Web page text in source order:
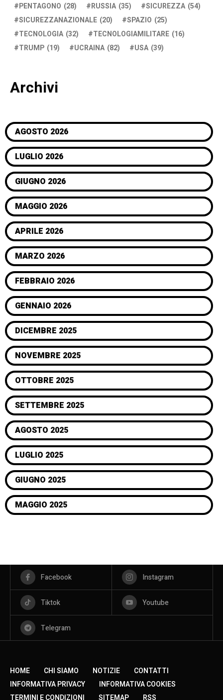
PENTAGONO (28) RUSSIA (35) SICUREZZA (54)
SICUREZZANAZIONALE (20) SPAZIO (25)
TECNOLOGIA (32) TECNOLOGIAMILITARE (16)
TRUMP (19) UCRAINA (82) USA (39)
Archivi
AGOSTO 2026
LUGLIO 2026
GIUGNO 2026
MAGGIO 2026
APRILE 2026
MARZO 2026
FEBBRAIO 2026
GENNAIO 2026
DICEMBRE 2025
NOVEMBRE 2025
OTTOBRE 2025
SETTEMBRE 2025
AGOSTO 2025
LUGLIO 2025
GIUGNO 2025
MAGGIO 2025
Facebook Instagram
Tiktok Youtube
Telegram
HOME CHI SIAMO NOTIZIE
CONTATTI
INFORMATIVA PRIVACY
INFORMATIVA COOKIES
TERMINI E CONDIZIONI
SITEMAP RSS